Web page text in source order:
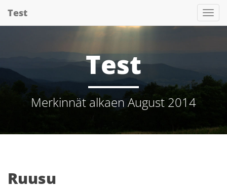
Skip
to
Test
Test
Merkinnät alkaen August 2014
Ruusu